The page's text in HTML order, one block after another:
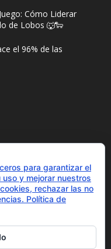
Cómo Liderar
de Lobos 🐺🐑
el 96% de las
para garantizar el
y mejorar nuestros
rechazar las no
Política de